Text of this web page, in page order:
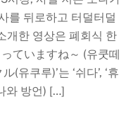
를 뒤로하고 터덜터덜
개한 영상은 폐회식 한
ていますね～ (유쿳떼
(유쿠루)’는 ‘쉬다’, ‘휴
와 방언) […]